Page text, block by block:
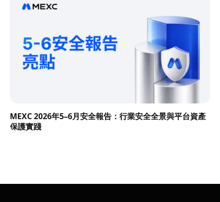
MEXC 2026年5–6月安全報告：行業安全全景與平台資產
保護實踐